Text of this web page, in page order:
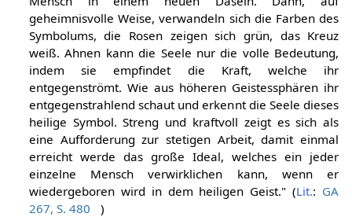
geheimnisvolle Weise, verwandeln sich die Farben des
Symbolums, die Rosen zeigen sich grün, das Kreuz
weiß. Ahnen kann die Seele nur die volle Bedeutung,
indem sie empfindet die Kraft, welche ihr
entgegenströmt. Wie aus höheren Geistessphären ihr
entgegenstrahlend schaut und erkennt die Seele dieses
heilige Symbol. Streng und kraftvoll zeigt es sich als
eine Aufforderung zur stetigen Arbeit, damit einmal
erreicht werde das große Ideal, welches ein jeder
einzelne Mensch verwirklichen kann, wenn er
wiedergeboren wird in dem heiligen Geist." (Lit.: GA
267, S. 480
)